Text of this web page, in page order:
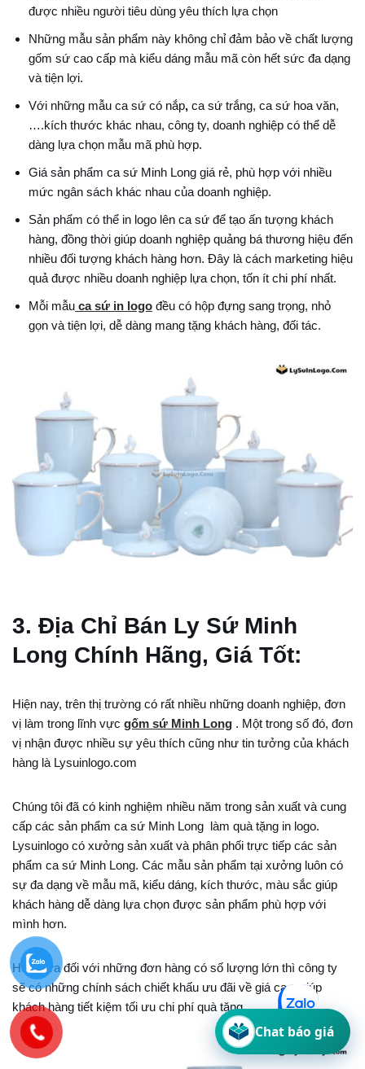
được nhiều người tiêu dùng yêu thích lựa chọn
Những mẫu sản phẩm này không chỉ đảm bảo về chất lượng
gốm sứ cao cấp mà kiểu dáng mẫu mã còn hết sức đa dạng
và tiện lợi.
Với những mẫu ca sứ có nắp, ca sứ trắng, ca sứ hoa văn,
….kích thước khác nhau, công ty, doanh nghiệp có thể dễ
dàng lựa chọn mẫu mã phù hợp.
Giá sản phẩm ca sứ Minh Long giá rẻ, phù hợp với nhiều
mức ngân sách khác nhau của doanh nghiệp.
Sản phẩm có thể in logo lên ca sứ để tạo ấn tượng khách
hàng, đồng thời giúp doanh nghiệp quảng bá thương hiệu đến
nhiều đối tượng khách hàng hơn. Đây là cách marketing hiệu
quả được nhiều doanh nghiệp lựa chọn, tốn ít chi phí nhất.
Mỗi mẫu ca sứ in logo đều có hộp đựng sang trọng, nhỏ
gọn và tiện lợi, dễ dàng mang tặng khách hàng, đối tác.
3. Địa Chỉ Bán Ly Sứ Minh
Long Chính Hãng, Giá Tốt:
Hiện nay, trên thị trường có rất nhiều những doanh nghiệp, đơn
vị làm trong lĩnh vực gốm sứ Minh Long . Một trong số đó, đơn
vị nhận được nhiều sự yêu thích cũng như tin tưởng của khách
hàng là Lysuinlogo.com
Chúng tôi đã có kinh nghiệm nhiều năm trong sản xuất và cung
cấp các sản phẩm ca sứ Minh Long làm quà tặng in logo.
Lysuinlogo có xưởng sản xuất và phân phối trực tiếp các sản
phẩm ca sứ Minh Long. Các mẫu sản phẩm tại xưởng luôn có
sự đa dạng về mẫu mã, kiểu dáng, kích thước, màu sắc giúp
khách hàng dễ dàng lựa chọn được sản phẩm phù hợp với
mình hơn.
Hơn nữa đối với những đơn hàng có số lượng lớn thì công ty
sẽ có những chính sách chiết khấu ưu đãi về giá cao, giúp
khách hàng tiết kiệm tối ưu chi phí quà tặng.
Chat báo giá